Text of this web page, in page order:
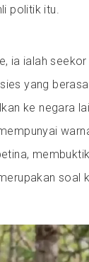
politik itu.
ia ialah seekor
yang
ke negara
soal